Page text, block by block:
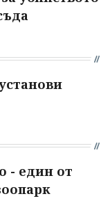
- един от